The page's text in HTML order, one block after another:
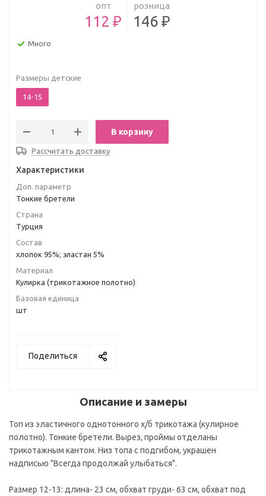
опт
112 ₽
розница
146 ₽
Много
Размеры детские
14-15
В корзину
Рассчитать доставку
Характеристики
Доп. параметр
Тонкие бретели
Страна
Турция
Состав
хлопок 95%; эластан 5%
Материал
Кулирка (трикотажное полотно)
Базовая единица
шт
Поделиться
Описание и замеры
Топ из эластичного однотонного х/б трикотажа (кулирное
полотно). Тонкие бретели. Вырез, проймы отделаны
трикотажным кантом. Низ топа с подгибом, украшен
надписью "Всегда продолжай улыбаться".
Размер 12-13: длина- 23 см, обхват груди- 63 см, обхват под